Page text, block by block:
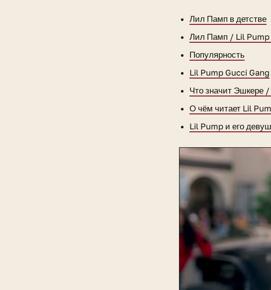
Лил Памп в детстве
Лил Памп / Lil Pump
Популярность
Lil Pump Gucci Gang
Что значит Эшкере
О чём читает Lil
Lil Pump и его